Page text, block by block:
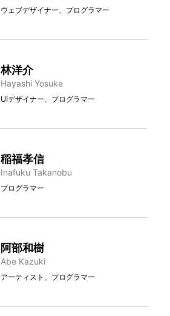
ウェブデザイナー、プログラマー
林洋介
Hayashi Yosuke
UIデザイナー、プログラマー
稲福孝信
Inafuku Takanobu
プログラマー
阿部和樹
Abe Kazuki
アーティスト、プログラマー